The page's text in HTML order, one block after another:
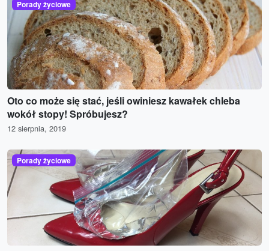
Porady życiowe
Oto co może się stać, jeśli owiniesz kawałek chleba
wokół stopy! Spróbujesz?
12 sierpnia, 2019
Porady życiowe